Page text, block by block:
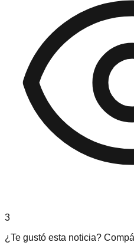
3
¿Te gustó esta noticia?